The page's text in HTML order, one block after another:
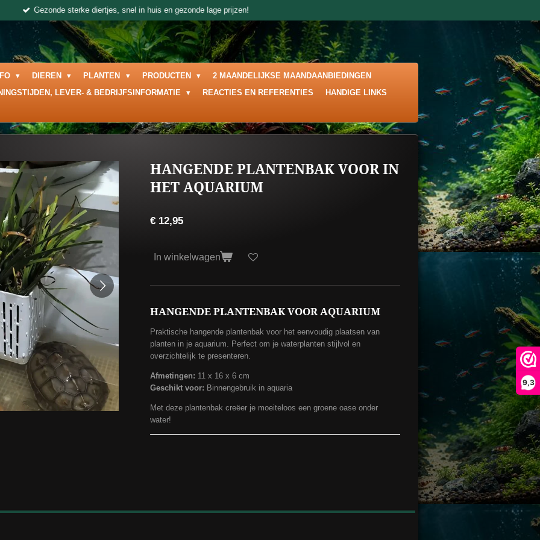
9,3
Gezonde sterke diertjes, snel in huis en gezonde lage prijzen!
DIEREN PLANTEN PRODUCTEN
2 MAANDELIJKSE MAANDAANBIEDINGEN
LEVER- & BEDRIJFSINFORMATIE REACTIES EN REFERENTIES HANDIGE LINKS
HANGENDE PLANTENBAK VOOR IN
HET AQUARIUM
€ 12,95
In winkelwagen
HANGENDE PLANTENBAK VOOR AQUARIUM
Praktische hangende plantenbak voor het eenvoudig plaatsen van
planten in je aquarium. Perfect om je waterplanten stijlvol en
overzichtelijk te presenteren.
Afmetingen: 11 x 16 x 6 cm
Geschikt voor: Binnengebruik in aquaria
Met deze plantenbak creëer je moeiteloos een groene oase onder
water!